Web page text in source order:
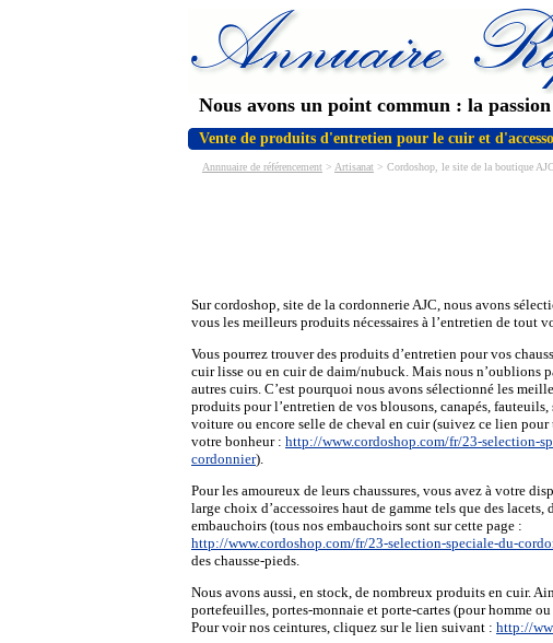
Nous avons un point commun : la
Vente de produits d'entretien pour le cuir et
Annnuaire de référencement > Artisanat > Cordoshop, le site de la boutique AJC
Sur cordoshop, site de la cordonnerie AJC, nous avons
vous les meilleurs produits nécessaires à l’entretien de tout
Vous pourrez trouver des produits d’entretien pour vos
cuir lisse ou en cuir de daim/nubuck. Mais nous n’oublions
autres cuirs. C’est pourquoi nous avons sélectionné les
produits pour l’entretien de vos blousons, canapés, fauteuils,
voiture ou encore selle de cheval en cuir (suivez ce lien pour
votre bonheur : http://www.cordoshop.com/fr/23-selection-
cordonnier).
Pour les amoureux de leurs chaussures, vous avez à votre
large choix d’accessoires haut de gamme tels que des lacets,
embauchoirs (tous nos embauchoirs sont sur cette page :
http://www.cordoshop.com/fr/23-selection-speciale-du-
des chausse-pieds.
Nous avons aussi, en stock, de nombreux produits en cuir.
portefeuilles, portes-monnaie et porte-cartes (pour homme
Pour voir nos ceintures, cliquez sur le lien suivant : http://